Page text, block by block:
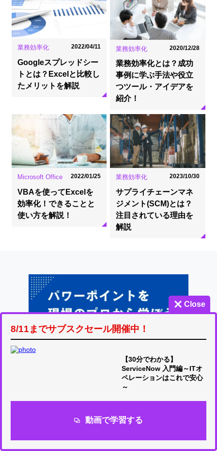
業務効率化 2022/04/11
Googleスプレッドシー
トとは？Excelと比較し
たメリットを解説
業務効率化 2020/12/28
業務効率化とは？成功
事例に学ぶ手法や役立
つツール・アイデアを
紹介！
Microsoft Office 2022/01/25
VBAを使ってExcelを
効率化！できることと
使い方を解説！
業務効率化 2023/10/30
サプライチェーンマネ
ジメント(SCM)とは？
注目されている理由を
解説
Close
8/11までサブスクセール開催中！
【30分でわかる】
ServiceNow 入門編～ITオ
ペレーションはこれで安心
～
動画で学習する